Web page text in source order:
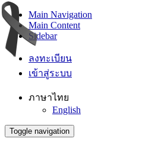
Main Navigation
Main Content
Sidebar
ลงทะเบียน
เข้าสู่ระบบ
ภาษาไทย
English
Toggle navigation